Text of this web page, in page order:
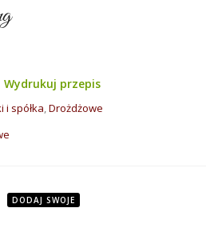
Wydrukuj przepis
i spółka,Drożdżowe
DODAJ SWOJE